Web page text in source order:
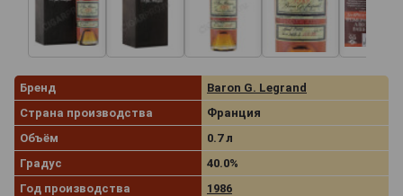
Бренд
Baron G. Legrand
Страна производства
Франция
Объём
0.7 л
Градус
40.0%
Год производства
1986